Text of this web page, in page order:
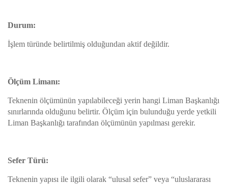
Durum:
İşlem türünde belirtilmiş olduğundan aktif değildir.
Ölçüm Limanı:
Teknenin ölçümünün yapılabileceği yerin hangi Liman Başkanlığı
sınırlarında olduğunu belirtir. Ölçüm için bulunduğu yerde yetkili
Liman Başkanlığı tarafından ölçümünün yapılması gerekir.
Sefer Türü:
Teknenin yapısı ile ilgili olarak “ulusal sefer” veya “uluslararası